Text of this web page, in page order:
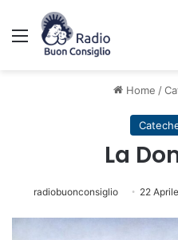
Menu
Home /
La
radiobuonconsiglio 22